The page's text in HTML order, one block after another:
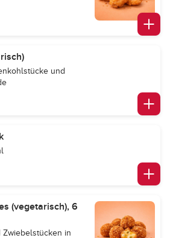
und
(vegetarisch), 6
Zwiebelstücken in